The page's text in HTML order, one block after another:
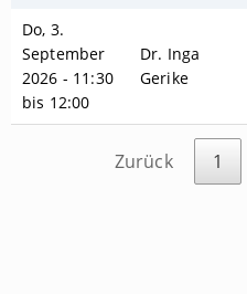
Do, 3.
September
2026 - 11:30
bis 12:00
Dr. Inga
Gerike
Zurück 1